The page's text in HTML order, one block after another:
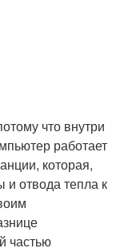
что внутри
работает
которая,
и отвода тепла к
частью